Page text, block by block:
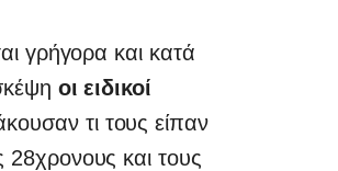
γρήγορα και κατά
οι ειδικοί
τι τους είπαν
28χρονους και τους